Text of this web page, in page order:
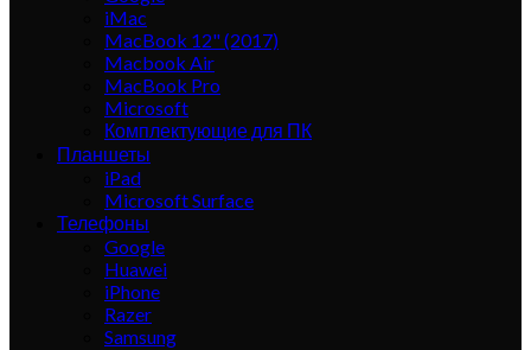
iMac
MacBook 12" (2017)
Macbook Air
MacBook Pro
Microsoft
Комплектующие для ПК
Планшеты
iPad
Microsoft Surface
Телефоны
Google
Huawei
iPhone
Razer
Samsung